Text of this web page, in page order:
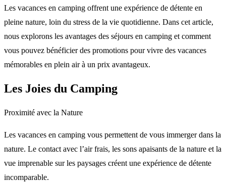
Les vacances en camping offrent une expérience de détente en
pleine nature, loin du stress de la vie quotidienne. Dans cet article,
nous explorons les avantages des séjours en camping et comment
vous pouvez bénéficier des promotions pour vivre des vacances
mémorables en plein air à un prix avantageux.
Les Joies du Camping
Proximité avec la Nature
Les vacances en camping vous permettent de vous immerger dans la
nature. Le contact avec l’air frais, les sons apaisants de la nature et la
vue imprenable sur les paysages créent une expérience de détente
incomparable.